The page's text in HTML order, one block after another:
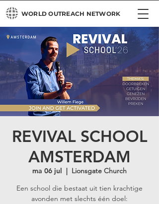
WORLD OUTREACH NETWORK
REVIVAL SCHOOL
AMSTERDAM
ma 06 jul
  |
Lionsgate Church
Een school die bestaat uit tien krachtige
avonden met slechts één doel: